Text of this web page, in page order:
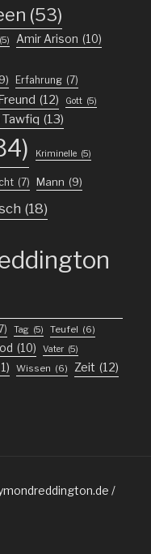
(53)
(5) Amir Arison (10)
Erfahrung (7)
(12) Gott (5)
Tawfiq (13)
Kriminelle (5)
(7) Mann (9)
(18)
Tag (5) Teufel (6)
(10) Vater (5)
Wissen (6) Zeit (12)
/